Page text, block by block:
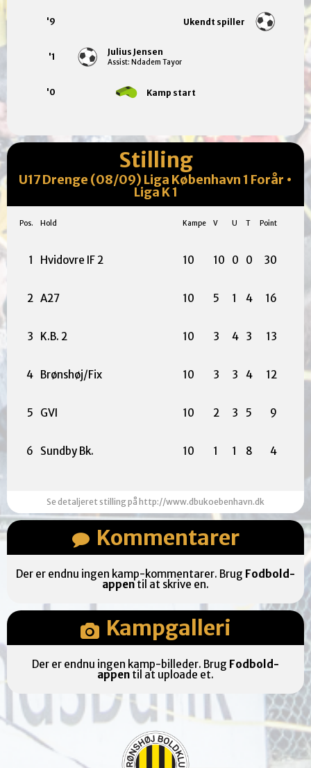
'9 Ukendt spiller
'1 Julius Jensen
Assist: Ndadem Tayor
'0 Kamp start
Stilling
U17 Drenge (08/09) Liga København 1 Forår •
Liga K 1
Pos. Hold Kampe V U T Point
1 Hvidovre IF 2 10 10 0 0 30
2 A27 10 5 1 4 16
3 K.B. 2 10 3 4 3 13
4 Brønshøj/Fix 10 3 3 4 12
5 GVI 10 2 3 5 9
6 Sundby Bk. 10 1 1 8 4
Se detaljeret stilling på http://www.dbukoebenhavn.dk
Kommentarer
Der er endnu ingen kamp-kommentarer. Brug Fodbold-
appentil at skrive en.
Kampgalleri
Der er endnu ingen kamp-billeder. Brug Fodbold-
appen til at uploade et.